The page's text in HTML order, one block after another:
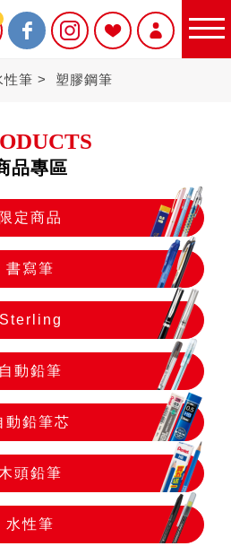
限定商品
自動鉛筆
自動鉛筆芯
木頭鉛筆
性筆 塑膠鋼筆
品專區
限定商品
書寫筆
Sterling
自動鉛筆
動鉛筆芯
木頭鉛筆
水性筆